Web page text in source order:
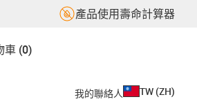
產品使用壽命計算器
車 (0)
我的聯絡人 TW (ZH)